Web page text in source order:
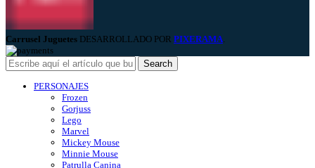
Carrusel Juguetes DESARROLLADO POR PIXERAMA.
Search
PERSONAJES
Frozen
Gorjuss
Lego
Marvel
Mickey Mouse
Minnie Mouse
Patrulla Canina